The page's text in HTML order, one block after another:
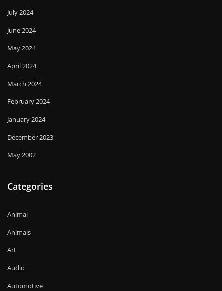
July 2024
June 2024
May 2024
April 2024
March 2024
February 2024
January 2024
December 2023
May 2002
Categories
Animal
Animals
Art
Audio
Automotive